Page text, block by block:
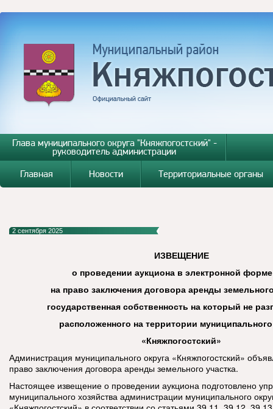
Глава муниципального округа "Княжпогостский" -
руководитель администрации
Главная
Новости Территориальные органы
2 сентября 2025
ИЗВЕЩЕНИЕ
о проведении аукциона в электронной
на право заключения договора аренды
государственная собственность на который не
расположенного на территории
«Княжпогостский»
Администрация муниципального округа «Княжпогостский»
право заключения договора аренды земельного участка.
Настоящее извещение о проведении аукциона подготовлено
муниципального хозяйства администрации муниципального